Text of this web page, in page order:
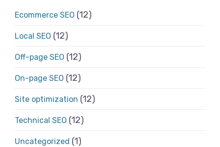
Ecommerce SEO (12)
Local SEO (12)
Off-page SEO (12)
On-page SEO (12)
Site optimization (12)
Technical SEO (12)
Uncategorized (1)